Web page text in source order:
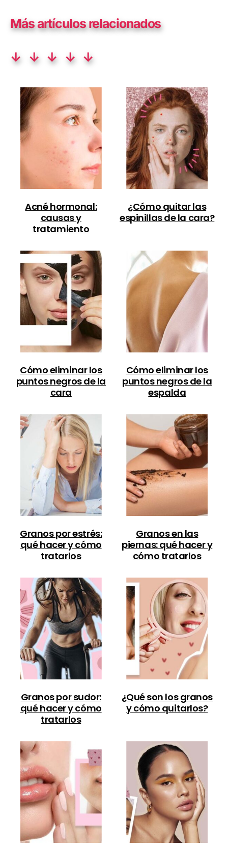
Más artículos relacionados
↓ ↓ ↓ ↓ ↓
Acné hormonal:
causas y
tratamiento
¿Cómo quitar las
espinillas de la cara?
Cómo eliminar los
puntos negros de la
cara
Cómo eliminar los
puntos negros de la
espalda
Granos por estrés:
qué hacer y cómo
tratarlos
Granos en las
piernas: qué hacer y
cómo tratarlos
Granos por sudor:
qué hacer y cómo
tratarlos
¿Qué son los granos
y cómo quitarlos?